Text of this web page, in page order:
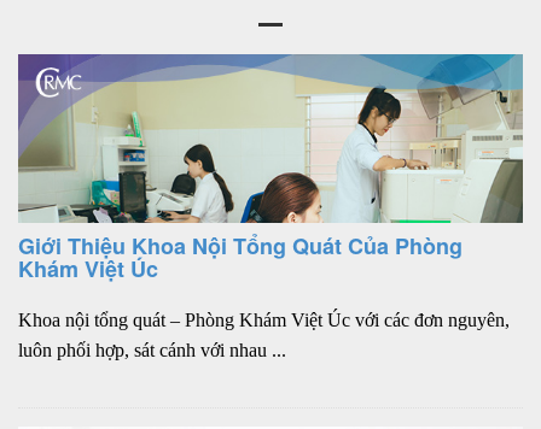
Giới Thiệu Khoa Nội Tổng Quát Của Phòng
Khám Việt Úc
Khoa nội tổng quát – Phòng Khám Việt Úc với các đơn nguyên,
luôn phối hợp, sát cánh với nhau ...